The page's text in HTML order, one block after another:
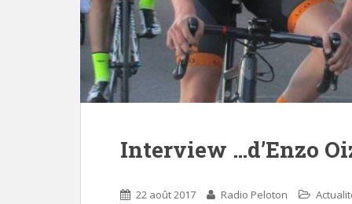
Interview …d’Enzo
22 août 2017 Radio Peloton